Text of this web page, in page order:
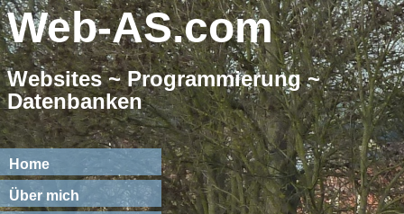
Web-AS.com
Websites ~ Programmierung ~
Datenbanken
Home
Über mich